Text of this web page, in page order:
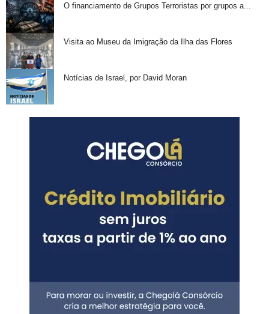
O financiamento de Grupos Terroristas por grupos a...
Visita ao Museu da Imigração da Ilha das Flores
Notícias de Israel, por David Moran